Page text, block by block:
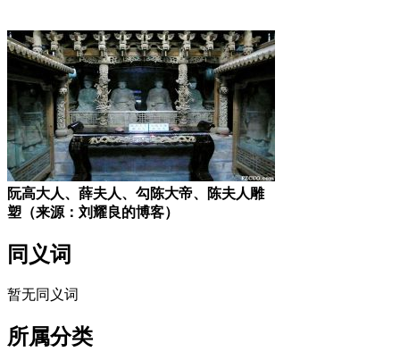
阮高大人、薛夫人、勾陈大帝、陈夫人雕
塑（来源：刘耀良的博客）
同义词
暂无同义词
所属分类